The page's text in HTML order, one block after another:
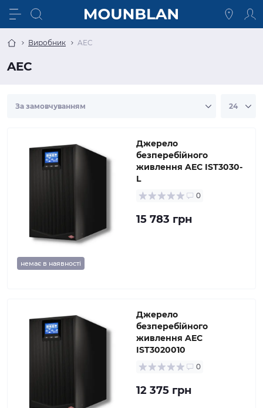
Виробник AEC
AEC
немає в наявності
Джерело
безперебійного
живлення AEC IST3030-
L
0
15 783 грн
Джерело
безперебійного
живлення AEC
IST3020010
0
12 375 грн